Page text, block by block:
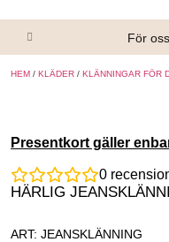
För
HEM / KLÄDER / KLÄNNINGAR FÖR
Presentkort gäller
0
HÄRLIG
ART: JEANSKLÄNNING